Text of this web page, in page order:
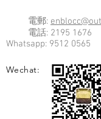
電郵:
電話: 2195 1676
Whatsapp: 9512 0565
Wechat: